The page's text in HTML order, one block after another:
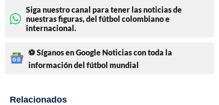
Siga nuestro canal para tener las noticias de
nuestras figuras, del fútbol colombiano e
internacional.
⚽ Síganos en Google Noticias con toda la
información del fútbol mundial
Relacionados